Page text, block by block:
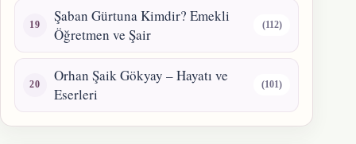
Şaban Gürtuna Kimdir? Emekli
Öğretmen ve Şair
(112)
Orhan Şaik Gökyay – Hayatı ve
Eserleri
(101)